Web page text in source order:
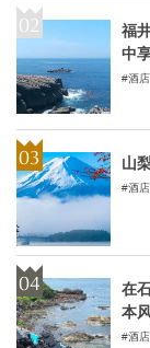
福
中
酒
山
酒
在
本
酒